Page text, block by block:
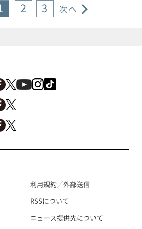
2 3 次へ
利用規約／外部送信
RSSについて
ニュース提供先について